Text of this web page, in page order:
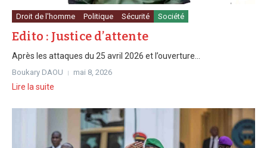
Droit de l'homme Politique Sécurité Société
Edito : Justice d’attente
Après les attaques du 25 avril 2026 et l’ouverture...
Boukary DAOU mai 8, 2026
Lire la suite